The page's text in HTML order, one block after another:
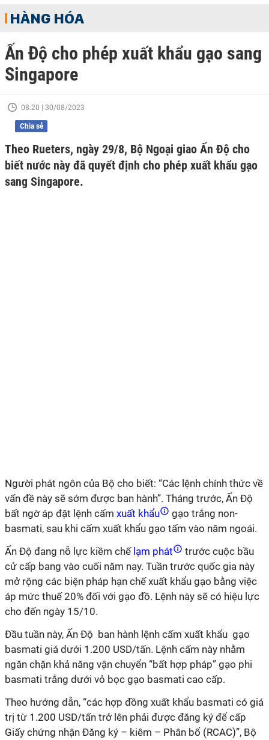
HÀNG HÓA
Ấn Độ cho phép xuất khẩu gạo sang
Singapore
08:20 | 30/08/2023
Chia sẻ
Theo Rueters, ngày 29/8, Bộ Ngoại giao Ấn Độ cho
biết nước này đã quyết định cho phép xuất khẩu gạo
sang Singapore.
Người phát ngôn của Bộ cho biết: “Các lệnh chính thức về
vấn đề này sẽ sớm được ban hành”. Tháng trước, Ấn Độ
bất ngờ áp đặt lệnh cấm xuất khẩu
gạo trắng non-
basmati, sau khi cấm xuất khẩu gạo tấm vào năm ngoái.
Ấn Độ đang nỗ lực kiềm chếlạm phát
trước cuộc bầu
cử cấp bang vào cuối năm nay. Tuần trước quốc gia này
mở rộng các biện pháp hạn chế xuất khẩu gạo bằng việc
áp mức thuế 20% đối với gạo đồ. Lệnh này sẽ có hiệu lực
cho đến ngày 15/10.
Đầu tuần này, Ấn Độ ban hành lệnh cấm xuất khẩu gạo
basmati giá dưới 1.200 USD/tấn. Lệnh cấm này nhằm
ngăn chặn khả năng vận chuyển “bất hợp pháp” gạo phi
basmati trắng dưới vỏ bọc gạo basmati cao cấp.
Theo hướng dẫn, “các hợp đồng xuất khẩu basmati có giá
trị từ 1.200 USD/tấn trở lên phải được đăng ký để cấp
Giấy chứng nhận Đăng ký – kiêm – Phân bổ (RCAC)”, Bộ